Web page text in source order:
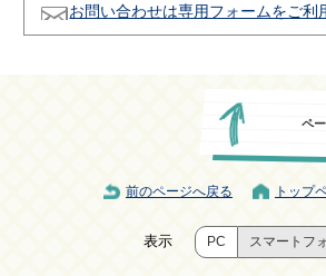
お問い合わせは専用フォームをご利
ペ
前のページへ戻る トップ
表示 PC スマートフ